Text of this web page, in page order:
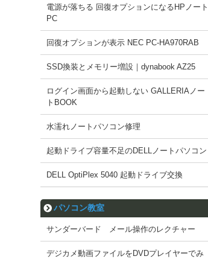
電源が落ちる 回復オプションになるHPノート
PC
回復オプションが表示 NEC PC-HA970RAB
SSD換装とメモリー増設｜dynabook AZ25
ログイン画面から起動しない GALLERIAノー
トBOOK
水濡れノートパソコン修理
起動ドライブ容量不足のDELLノートパソコン
DELL OptiPlex 5040 起動ドライブ交換
パソコン教室
サンダーバード メール操作のレクチャー
デジカメ動画ファイルをDVDプレイヤーでみ